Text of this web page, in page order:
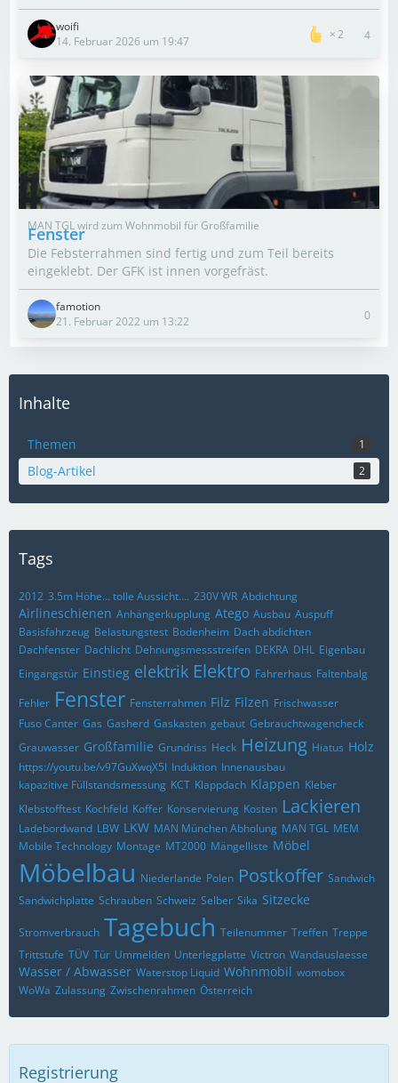
woifi
14. Februar 2026 um 19:47
2 4
MAN TGL wird zum Wohnmobil für Großfamilie
Fenster
Die Febsterrahmen sind fertig und zum Teil bereits
eingeklebt. Der GFK ist innen vorgefräst.
famotion
21. Februar 2022 um 13:22
0
Inhalte
Themen 1
Blog-Artikel 2
Tags
2012 3.5m Höhe… tolle Aussicht…. 230V WR Abdichtung
Airlineschienen Anhängerkupplung Atego Ausbau Auspuff
Basisfahrzeug Belastungstest Bodenheim Dach abdichten
Dachfenster Dachlicht Dehnungsmessstreifen DEKRA DHL Eigenbau
Eingangstür Einstieg elektrik Elektro Fahrerhaus Faltenbalg
Fehler Fenster Fensterrahmen Filz Filzen Frischwasser
Fuso Canter Gas Gasherd Gaskasten gebaut Gebrauchtwagencheck
Grauwasser Großfamilie Grundriss Heck Heizung Hiatus Holz
https://youtu.be/v97GuXwqX5I Induktion Innenausbau
kapazitive Füllstandsmessung KCT Klappdach Klappen Kleber
Klebstofftest Kochfeld Koffer Konservierung Kosten Lackieren
Ladebordwand LBW LKW MAN München Abholung MAN TGL MEM
Mobile Technology Montage MT2000 Mängelliste Möbel
Möbelbau Niederlande Polen Postkoffer Sandwich
Sandwichplatte Schrauben Schweiz Selber Sika Sitzecke
Stromverbrauch Tagebuch Teilenummer Treffen Treppe
Trittstufe TÜV Tür Ummelden Unterlegplatte Victron Wandauslaesse
Wasser / Abwasser Waterstop Liquid Wohnmobil womobox
WoWa Zulassung Zwischenrahmen Österreich
Registrierung